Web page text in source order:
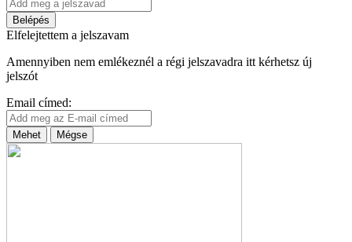
Belépés
Elfelejtettem a jelszavam
Amennyiben nem emlékeznél a régi jelszavadra itt kérhetsz új
jelszót
Email címed:
Mehet Mégse